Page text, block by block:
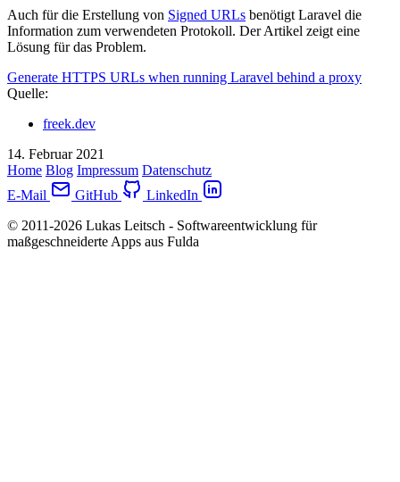
Auch für die Erstellung von Signed URLs benötigt Laravel die
Information zum verwendeten Protokoll. Der Artikel zeigt eine
Lösung für das Problem.
Generate HTTPS URLs when running Laravel behind a proxy
Quelle:
freek.dev
14. Februar 2021
Home Blog Impressum Datenschutz
E-Mail
GitHub
LinkedIn
© 2011-2026 Lukas Leitsch - Softwareentwicklung für
maßgeschneiderte Apps aus Fulda